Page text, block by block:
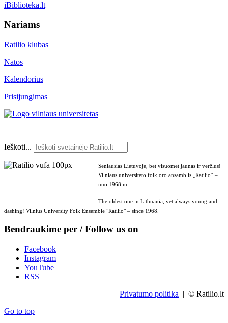
iBiblioteka.lt
Nariams
Ratilio klubas
Natos
Kalendorius
Prisijungimas
Ieškoti...
Seniausias Lietuvoje, bet visuomet jaunas ir veržlus!
Vilniaus universiteto folkloro ansamblis „Ratilio“ –
nuo 1968 m.
The oldest one in Lithuania, yet always young and
dashing! Vilnius University Folk Ensemble "Ratilio" – since 1968.
Bendraukime per / Follow us on
Facebook
Instagram
YouTube
RSS
Privatumo politika | © Ratilio.lt
Go to top